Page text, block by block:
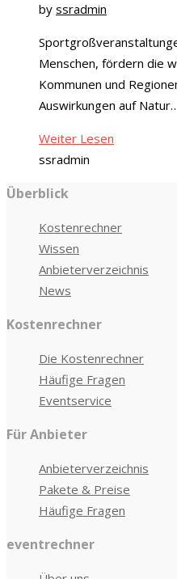
by ssradmin
Menschen, fördern die
Kommunen und
Auswirkungen auf
Weiter Lesen
ssradmin
Überblick
Kostenrechner
Wissen
Anbieterverzeichnis
News
Kostenrechner
Die Kostenrechner
Häufige Fragen
Eventservice
Für Anbieter
Anbieterverzeichnis
Pakete & Preise
Häufige Fragen
eventrechner